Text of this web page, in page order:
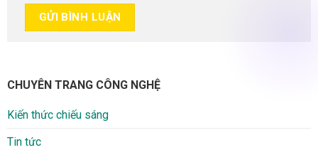
CHUYÊN TRANG CÔNG NGHỆ
Kiến thức chiếu sáng
Tin tức